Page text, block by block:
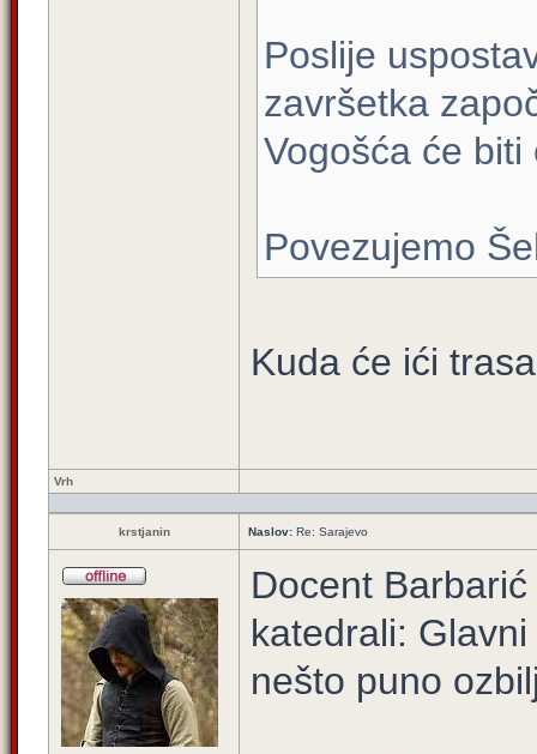
Poslije
završetka
Vogošća će
Povezujemo
Kuda će ići
Vrh
krstjanin Naslov: Re: Sarajevo
Docent
katedrali:
nešto puno